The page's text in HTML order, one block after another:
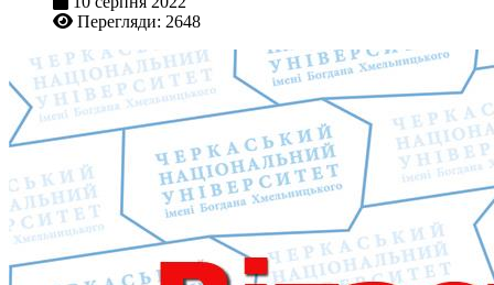
Перегляди: 2648